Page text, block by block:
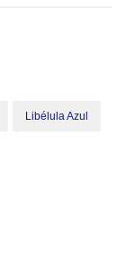
Libélula Azul